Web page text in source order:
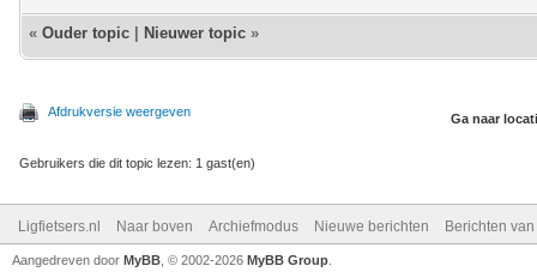
« Ouder topic Nieuwer topic »
Afdrukversie weergeven Ga naar
Gebruikers die dit topic lezen: 1 gast(en)
Ligfietsers.nl Naar boven Archiefmodus Nieuwe berichten Berichten
Aangedreven door MyBB , © 2002-2026 MyBB Group